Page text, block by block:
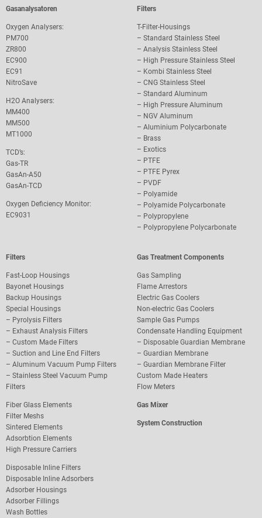
Gasanalysatoren
Oxygen Analysers:
PM700
ZR800
EC900
EC91
NitroSave
H2O Analysers:
MM400
MM500
MT1000
TCD’s:
Gas-TR
GasAn-A50
GasAn-TCD
Oxygen Deficiency Monitor:
EC9031
Filters
T-Filter-Housings
– Standard Stainless Steel
– Analysis Stainless Steel
– High Pressure Stainless Steel
– Kombi Stainless Steel
– CNG Stainless Steel
– Standard Aluminum
– High Pressure Aluminum
– NGV Aluminum
– Aluminium Polycarbonate
– Brass
– Exotics
– PTFE
– PTFE Pyrex
– PVDF
– Polyamide
– Polyamide Polycarbonate
– Polypropylene
– Polypropylene Polycarbonate
Filters
Fast-Loop Housings
Bayonet Housings
Backup Housings
Special Housings
– Pyrolysis Filters
– Exhaust Analysis Filters
– Custom Made Filters
– Suction and Line End Filters
– Aluminum Vacuum Pump Filters
– Stainless Steel Vacuum Pump
Filters
Fiber Glass Elements
Filter Meshs
Sintered Elements
Adsorbtion Elements
High Pressure Carriers
Disposable Inline Filters
Disposable Inline Adsorbers
Adsorber Housings
Adsorber Fillings
Wash Bottles
Gas Treatment Components
Gas Sampling
Flame Arrestors
Electric Gas Coolers
Non-electric Gas Coolers
Sample Gas Pumps
Condensate Handling Equipment
– Disposable Guardian Membrane
– Guardian Membrane
– Guardian Membrane Filter
Custom Made Heaters
Flow Meters
Gas Mixer
System Construction